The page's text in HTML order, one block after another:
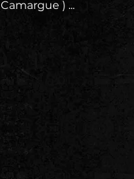
Camargue ) ...